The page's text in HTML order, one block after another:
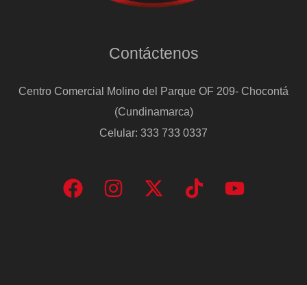
Contáctenos
Centro Comercial Molino del Parque OF 209- Chocontá
(Cundinamarca)
Celular: 333 733 0337